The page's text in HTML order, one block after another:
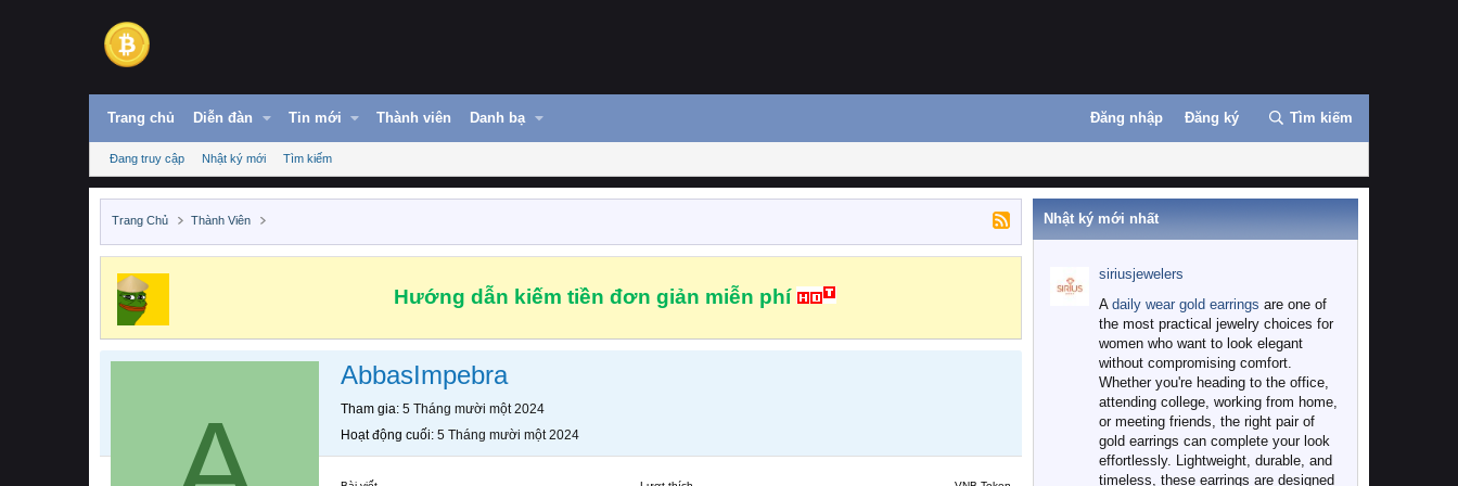
Trang chủ Diễn đàn Tin mới Thành viên Danh bạ Đăng nhập Đăng ký Tìm kiếm
Đang truy cập Nhật ký mới Tìm kiếm
Trang Chủ Thành Viên
Hướng dẫn kiếm tiền đơn giản miễn phí
AbbasImpebra
Tham gia 5 Tháng mười một 2024
Hoạt động cuối 5 Tháng mười một 2024
Nhật ký mới nhất
siriusjewelers
A daily wear gold earrings are one of
the most practical jewelry choices for
women who want to look elegant
without compromising comfort.
Whether you're heading to the office,
attending college, working from home,
or meeting friends, the right pair of
gold earrings can complete your look
effortlessly. Lightweight, durable, and
timeless, these earrings are designed